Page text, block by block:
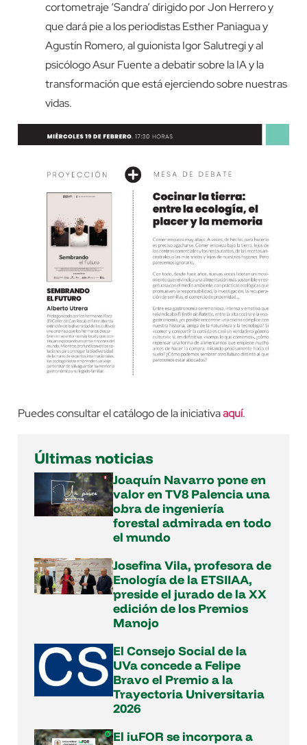
cortometraje ‘Sandra’ dirigido por Jon Herrero y
que dará pie a los periodistas Esther Paniagua y
Agustín Romero, al guionista Igor Salutregi y al
psicólogo Asur Fuente a debatir sobre la IA y la
transformación que está ejerciendo sobre nuestras
vidas.
Puedes consultar el catálogo de la iniciativaaquí.
Últimas noticias
Joaquín Navarro pone en
valor en TV8 Palencia una
obra de ingeniería
forestal admirada en todo
el mundo
Josefina Vila, profesora de
Enología de la ETSIIAA,
preside el jurado de la XX
edición de los Premios
Manojo
El Consejo Social de la
UVa concede a Felipe
Bravo el Premio a la
Trayectoria Universitaria
2026
El iuFOR se incorpora a